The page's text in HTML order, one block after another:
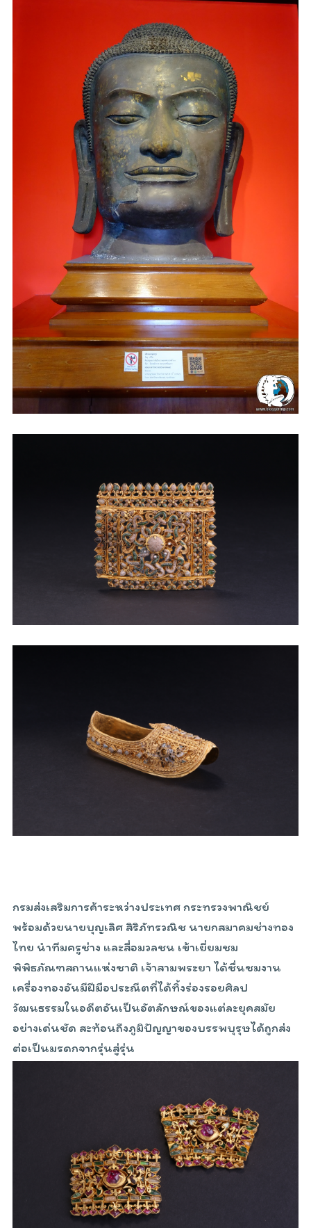
กรมส่งเสริมการค้าระหว่างประเทศ กระทรวงพาณิชย์
พร้อมด้วยนายบุญเลิศ สิริภัทรวณิช นายกสมาคมช่างทอง
ไทย นำทีมครูช่าง และสื่อมวลชน เข้าเยี่ยมชม
พิพิธภัณฑสถานแห่งชาติ เจ้าสามพระยา ได้ชื่นชมงาน
เครื่องทองอันมีฝีมือประณีตที่ได้ทิ้งร่องรอยศิลป
วัฒนธรรมในอดีตอันเป็นอัตลักษณ์ของแต่ละยุคสมัย
อย่างเด่นชัด สะท้อนถึงภูมิปัญญาของบรรพบุรุษได้ถูกส่ง
ต่อเป็นมรดกจากรุ่นสู่รุ่น